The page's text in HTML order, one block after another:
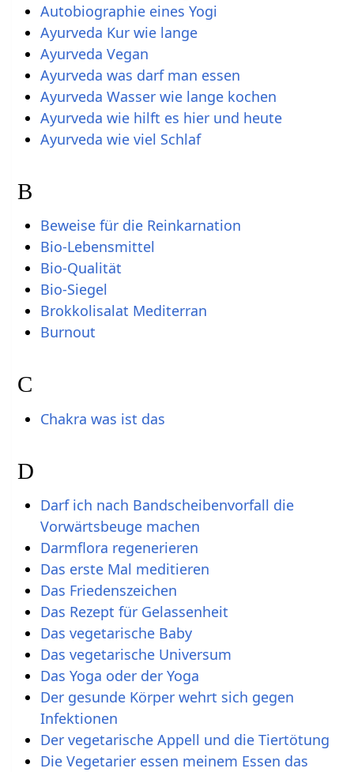
Autobiographie eines Yogi
Ayurveda Kur wie lange
Ayurveda Vegan
Ayurveda was darf man essen
Ayurveda Wasser wie lange kochen
Ayurveda wie hilft es hier und heute
Ayurveda wie viel Schlaf
B
Beweise für die Reinkarnation
Bio-Lebensmittel
Bio-Qualität
Bio-Siegel
Brokkolisalat Mediterran
Burnout
C
Chakra was ist das
D
Darf ich nach Bandscheibenvorfall die
Vorwärtsbeuge machen
Darmflora regenerieren
Das erste Mal meditieren
Das Friedenszeichen
Das Rezept für Gelassenheit
Das vegetarische Baby
Das vegetarische Universum
Das Yoga oder der Yoga
Der gesunde Körper wehrt sich gegen
Infektionen
Der vegetarische Appell und die Tiertötung
Die Vegetarier essen meinem Essen das